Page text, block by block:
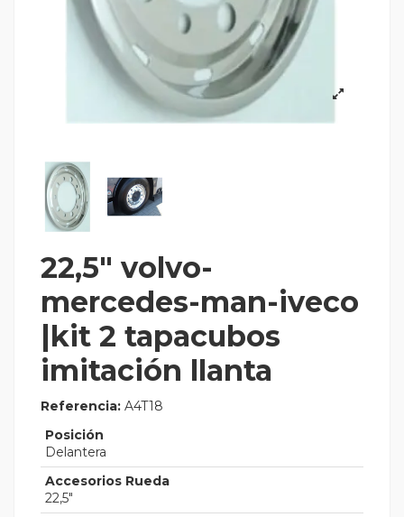
22,5" volvo-
mercedes-man-iveco
|kit 2 tapacubos
imitación llanta
Referencia: A4T18
Posición
Delantera
Accesorios Rueda
22,5"